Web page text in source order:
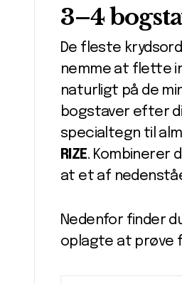
3–4
De fleste
nemme at flette
naturligt på de
bogstaver efter
specialtegn til
RIZE. Kombinerer
at et af
Nedenfor finder
oplagte at prøve